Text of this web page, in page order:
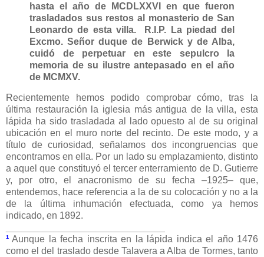
hasta el año de MCDLXXVI en que fueron
trasladados sus restos al monasterio de San
Leonardo de esta villa. R.I.P. La piedad del
Excmo. Señor duque de Berwick y de Alba,
cuidó de perpetuar en este sepulcro la
memoria de su ilustre antepasado en el año
de MCMXV.
Recientemente hemos podido comprobar cómo, tras la
última restauración la iglesia más antigua de la villa, esta
lápida ha sido trasladada al lado opuesto al de su original
ubicación en el muro norte del recinto. De este modo, y a
título de curiosidad, señalamos dos incongruencias que
encontramos en ella. Por un lado su emplazamiento, distinto
a aquel que constituyó el tercer enterramiento de D. Gutierre
y, por otro, el anacronismo de su fecha –1925– que,
entendemos, hace referencia a la de su colocación y no a la
de la última inhumación efectuada, como ya hemos
indicado, en 1892.
¹ Aunque la fecha inscrita en la lápida indica el año 1476
como el del traslado desde Talavera a Alba de Tormes, tanto